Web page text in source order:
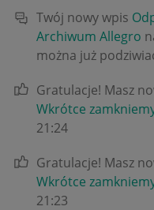
Twój nowy wpis
Archiwum Allegro
można już
Gratulacje! Masz
Wkrótce
21:24
Gratulacje! Masz
Wkrótce
21:23